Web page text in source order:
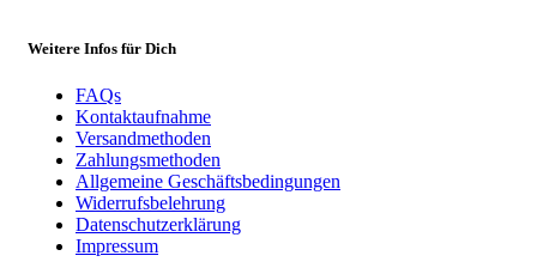
Weitere Infos für Dich
FAQs
Kontaktaufnahme
Versandmethoden
Zahlungsmethoden
Allgemeine Geschäftsbedingungen
Widerrufsbelehrung
Datenschutzerklärung
Impressum